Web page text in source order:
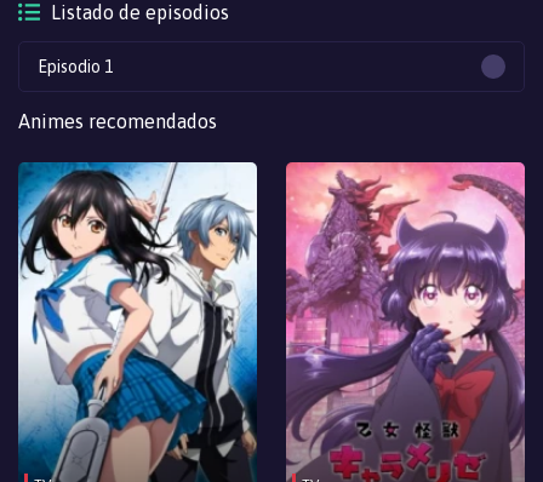
Listado de episodios
Episodio 1
Animes recomendados